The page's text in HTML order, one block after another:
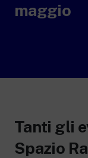
Lo spazio
Le
Rai TgR
maggio
Tanti gli
Spazio